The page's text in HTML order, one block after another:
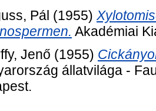
Pál (1955)
Akadémiai
Jenő (1955)
állatvilága -